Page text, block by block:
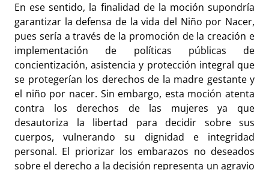
En ese sentido, la finalidad de la moción supondría
garantizar la defensa de la vida del Niño por Nacer,
pues sería a través de la promoción de la creación e
implementación de políticas públicas de
concientización, asistencia y protección integral que
se protegerían los derechos de la madre gestante y
el niño por nacer. Sin embargo, esta moción atenta
contra los derechos de las mujeres ya que
desautoriza la libertad para decidir sobre sus
cuerpos, vulnerando su dignidad e integridad
personal. El priorizar los embarazos no deseados
sobre el derecho a la decisión representa un agravio